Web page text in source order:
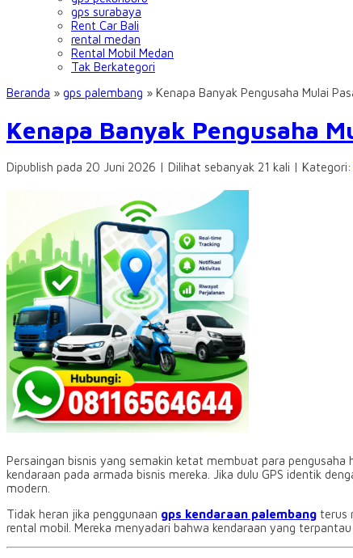
gps surabaya
Rent Car Bali
rental medan
Rental Mobil Medan
Tak Berkategori
Beranda » gps palembang » Kenapa Banyak Pengusaha Mulai
Kenapa Banyak Pengusaha
Dipublish pada 20 Juni 2026 | Dilihat sebanyak 21 kali | Kategori:
Persaingan bisnis yang semakin ketat membuat para
kendaraan pada armada bisnis mereka. Jika dulu GPS identik
modern.
Tidak heran jika penggunaan gps kendaraan palembang terus
rental mobil. Mereka menyadari bahwa kendaraan yang